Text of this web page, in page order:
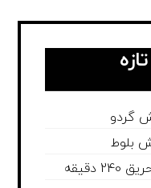
گردو
بلوط